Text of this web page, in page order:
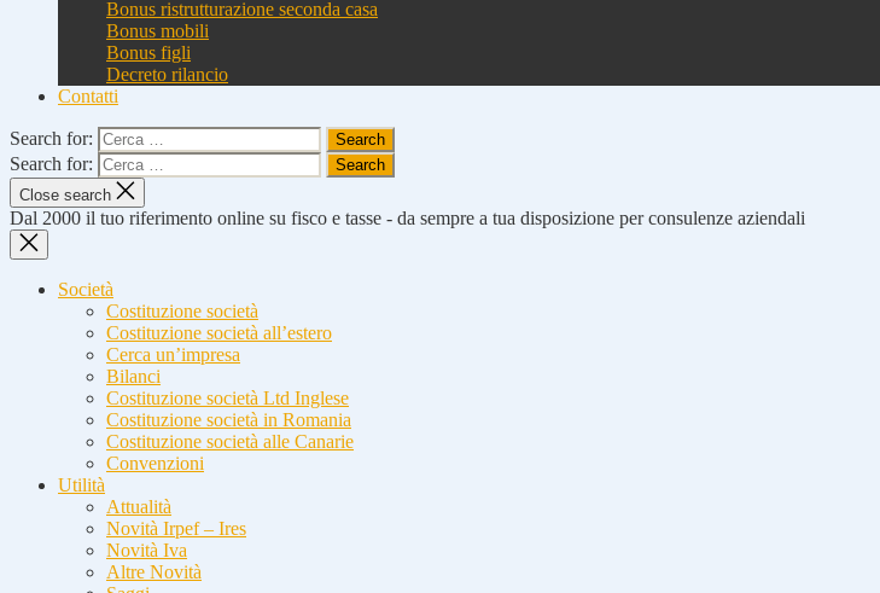
Bonus ristrutturazione seconda casa
Bonus mobili
Bonus figli
Decreto rilancio
Contatti
Search for:
Search for:
Close search
Dal 2000 il tuo riferimento online su fisco e tasse - da sempre a tua disposizione per consulenze aziendali
Società
Costituzione società
Costituzione società all’estero
Cerca un’impresa
Bilanci
Costituzione società Ltd Inglese
Costituzione società in Romania
Costituzione società alle Canarie
Convenzioni
Utilità
Attualità
Novità Irpef – Ires
Novità Iva
Altre Novità